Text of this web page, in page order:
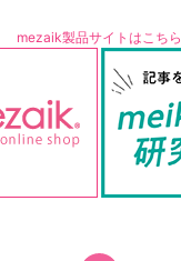
mezaik製品サイトはこちら